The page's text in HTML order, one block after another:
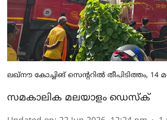
ലഖ്നൗ കോച്ചിങ് സെന്ററിൽ തീപിടിത്തം, 14
സമകാലിക മലയാളം ഡെസ്ക്